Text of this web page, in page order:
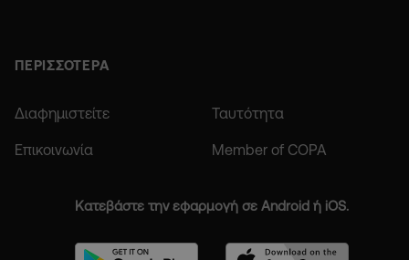
ΠΕΡΙΣΣΟΤΕΡΑ
Διαφημιστείτε Ταυτότητα
Επικοινωνία Member of COPA
Κατεβάστε την εφαρμογή σε Android ή iOS.